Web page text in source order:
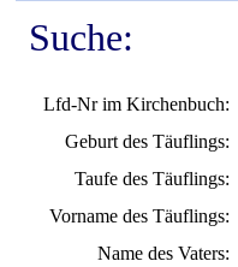
Suche:
Lfd-Nr im Kirchenbuch:
Geburt des Täuflings:
Taufe des Täuflings:
Vorname des Täuflings:
Name des Vaters: